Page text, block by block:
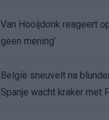
Van Hooijdonk reageert
geen mening’
België sneuvelt na
Spanje wacht kraker met